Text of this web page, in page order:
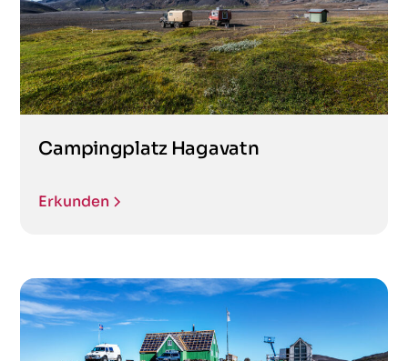
Campingplatz Hagavatn
Erkunden